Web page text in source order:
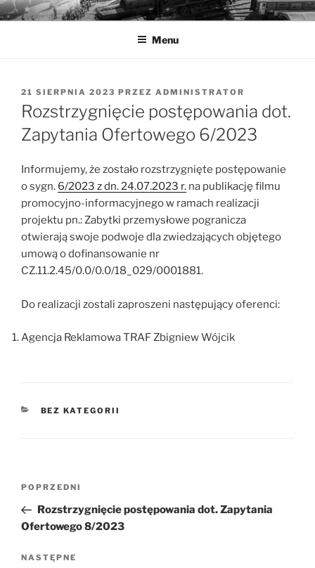
Przejdź
do
MUZEA TECHNIKI
Ochrona zabytków techniki
Menu
OPUBLIKOWANE
W
21 SIERPNIA 2023 PRZEZ ADMINISTRATOR
Rozstrzygnięcie postępowania dot.
Zapytania Ofertowego 6/2023
Informujemy, że zostało rozstrzygnięte postępowanie
o sygn. 6/2023 z dn. 24.07.2023 r. na publikację filmu
promocyjno-informacyjnego w ramach realizacji
projektu pn.: Zabytki przemysłowe pogranicza
otwierają swoje podwoje dla zwiedzających objętego
umową o dofinansowanie nr
CZ.11.2.45/0.0/0.0/18_029/0001881.
Do realizacji zostali zaproszeni następujący oferenci:
Agencja Reklamowa TRAF Zbigniew Wójcik
KATEGORIE
BEZ KATEGORII
Nawigacja
Poprzedni
wpis
POPRZEDNI
Rozstrzygnięcie postępowania dot. Zapytania
Ofertowego 8/2023
Następny
NASTĘPNE